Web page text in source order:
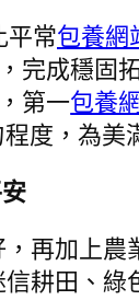
平常包養網
完成穩固
第一包養
度，為美
再加上農
耕田、綠